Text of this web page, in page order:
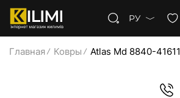
РУ
Главная Ковры Atlas Md 8840-41611